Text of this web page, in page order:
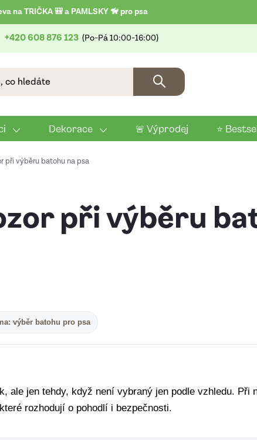
na TRIČKA 🎒 a PAMLSKY 🦮 pro psa
+420 608 876 123
Dekorace 🚨 Výprodej ⭐
při výběru batohu na psa
při výběru
výběr batohu pro psa
ale jen tehdy, když není vybraný jen podle vzhledu. Při
rozhodují o pohodlí i bezpečnosti.